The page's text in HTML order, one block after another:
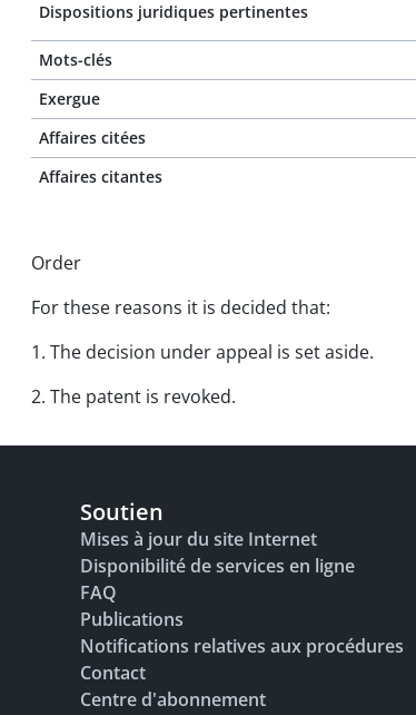
Dispositions juridiques pertinentes
Mots-clés
Exergue
Affaires citées
Affaires citantes
Order
For these reasons it is decided that:
1. The decision under appeal is set aside.
2. The patent is revoked.
Soutien
Mises à jour du site Internet
Disponibilité de services en ligne
FAQ
Publications
Notifications relatives aux procédures
Contact
Centre d'abonnement